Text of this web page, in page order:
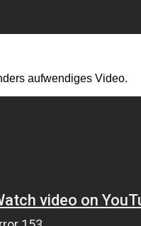
aufwendiges Video.